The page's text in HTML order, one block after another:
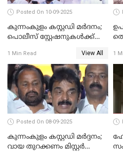
Posted On 10-09-2025
കുന്നംകുളം കസ്റ്റഡി മര്‍ദനം;
പൊലീസ് സ്റ്റേഷനുകൾക്ക്
സദസ്സ്
1 Min Read View All 1
Posted On 08-09-2025
കുന്നംകുളം കസ്റ്റഡി മര്‍ദ്ദനം;
വായ തുറക്കണം മിസ്റ്റര്‍